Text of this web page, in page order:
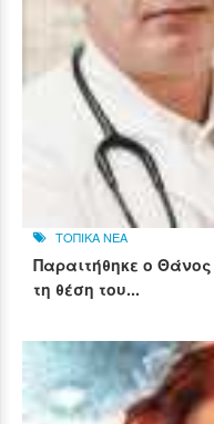
ΤΟΠΙΚΑ ΝΕΑ
Παραιτήθηκε ο
τη θέση του...